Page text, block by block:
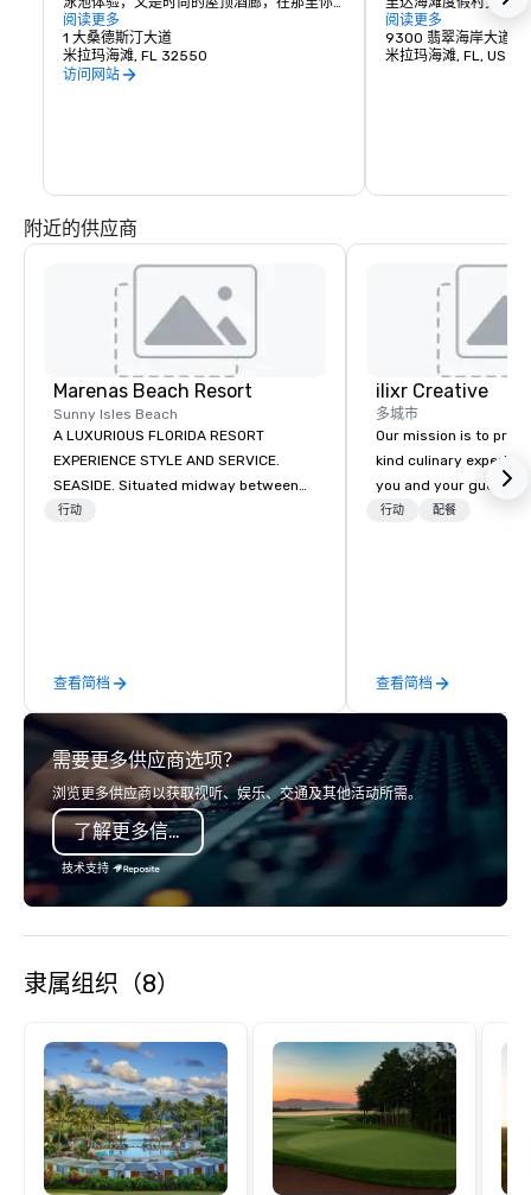
可以找到最好的葡萄酒、手工调制的手工鸡
尾酒和美味的菜单。
阅读更多
1 大桑德斯汀大道
米拉玛海滩, FL 32550
访问网站
地方了。
桑德斯汀的海滩是度
阅读更多
9300 翡翠海岸大道
米拉玛海滩, FL, US
附近的供应商
Marenas Beach Resort
Sunny Isles Beach
A LUXURIOUS FLORIDA RESORT
EXPERIENCE STYLE AND SERVICE.
SEASIDE. Situated midway between
Miami and Fort Lauderdale, Marenas
up its design, Marenas offers a
combination of rooms and suites each
with views of the glistening Atlantic
Ocean and Intracoastal Waterway. In
addition, newly redesigned event
space to span over 10,000 square
feet of flexible indoor and outdoor
function areas with breath taking
panoramic views.
行动
查看简档
ilixr Creative
多城市
Our mission is to
kind culinary
you and your guests
memories and
catering industry.
行动 配餐
查看简档
需要更多供应商选项？
浏览更多供应商以获取视听、娱乐、交通及其他活动所需。
了解更多信息
技术支持
隶属组织（8）